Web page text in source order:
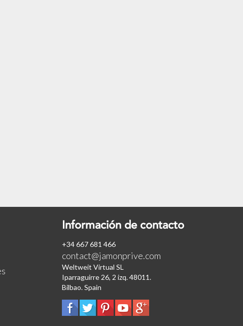
Información de contacto
+34 667 681 466
contact@jamonprive.com
Weltweit Virtual SL
Iparraguirre 26, 2 izq. 48011.
Bilbao. Spain